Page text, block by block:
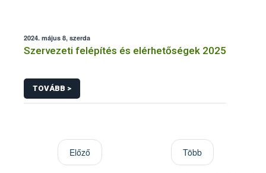
2024. május 8, szerda
Szervezeti felépítés és elérhetőségek 2025
TOVÁBB >
Előző Több